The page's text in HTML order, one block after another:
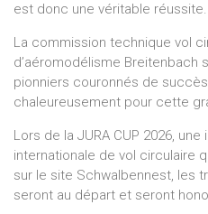
est donc une véritable réussite.
La commission technique vol
d’aéromodélisme Breitenbach
pionniers couronnés de
chaleureusement pour cette
Lors de la JURA CUP 2026,
internationale de vol circulaire
sur le site Schwalbennest, les
seront au départ et seront